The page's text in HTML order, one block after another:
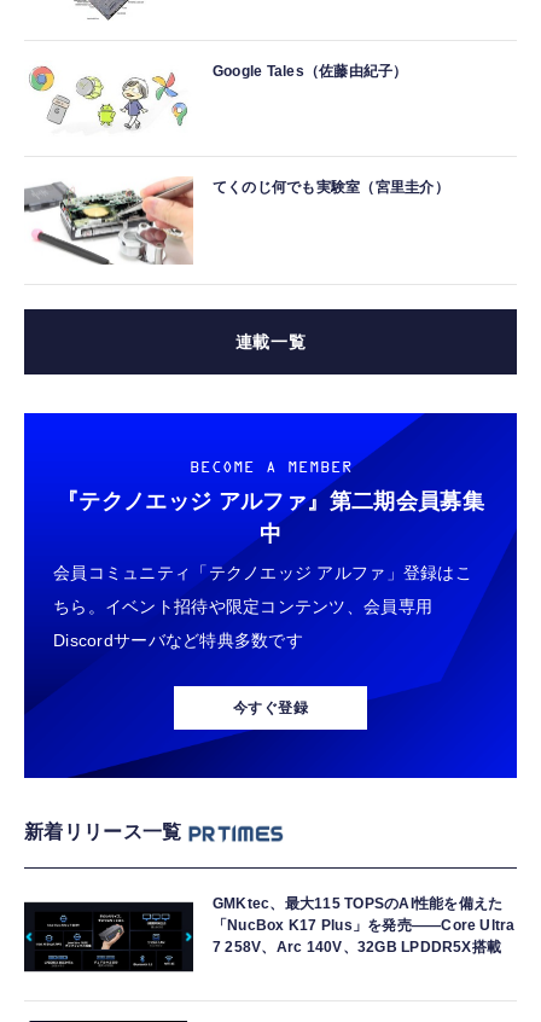
Google Tales（佐藤由紀子）
てくのじ何でも実験室（宮里圭介）
連載一覧
BECOME A MEMBER
『テクノエッジ アルファ』 第二期会員募集
中
会員コミュニティ「テクノエッジ アルファ」登録はこ
ちら。イベント招待や限定コンテンツ、会員専用
Discordサーバなど特典多数です
今すぐ登録
新着リリース一覧
GMKtec、最大115 TOPSのAI性能を備えた
「NucBox K17 Plus」を発売――Core Ultra
7 258V、Arc 140V、32GB LPDDR5X搭載